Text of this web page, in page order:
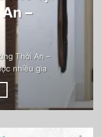
–
Thới An –
nhiều gia